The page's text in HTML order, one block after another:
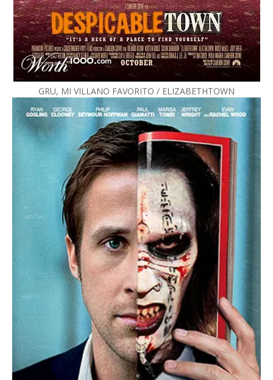
GRU, MI VILLANO FAVORITO / ELIZABETHTOWN